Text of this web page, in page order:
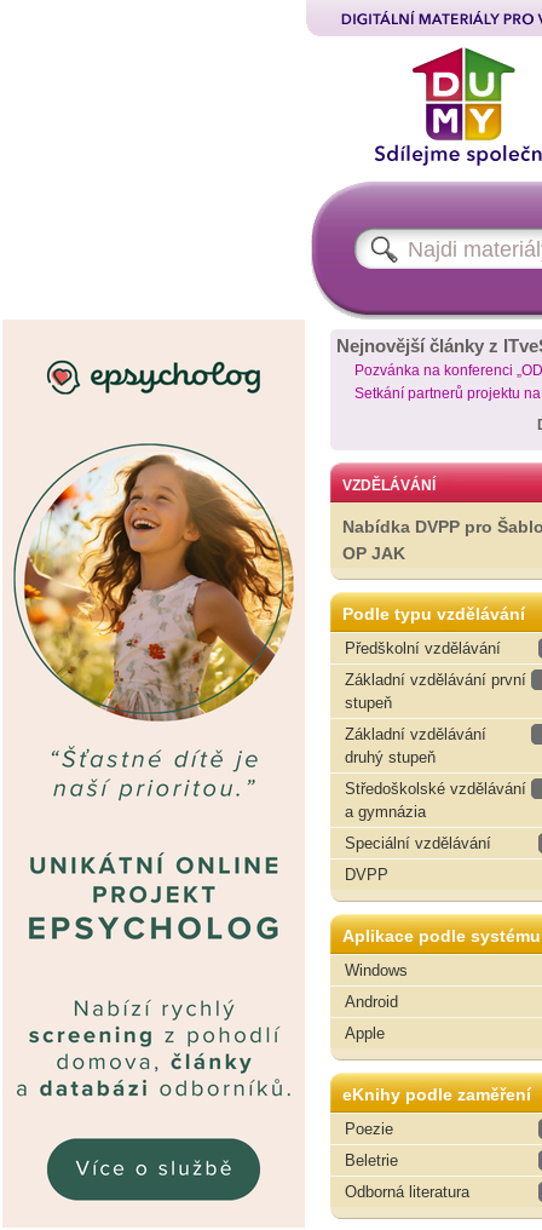
Nejnovější články z
Pozvánka na konferenci
Setkání partnerů projektu
VZDĚLÁVÁNÍ
Nabídka DVPP pro
OP JAK
Podle typu vzdělávání
Předškolní vzdělávání
Základní vzdělávání první
stupeň
Základní vzdělávání
druhý stupeň
Středoškolské vzdělávání
a gymnázia
Speciální vzdělávání
DVPP
Aplikace podle systému
Windows
Android
Apple
eKnihy podle zaměření
Poezie
Beletrie
Odborná literatura